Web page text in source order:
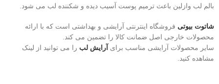
بالم لب وازلین باعث ترمیم پوست آسیب دیده و شکننده لب می شود.
شاتوت بیوتی فروشگاه اینترنتی آرایشی و بهداشتی است که با ارائه
محصولات خارجی اصل ضمانت کالا را تضمین می کند.
سایر محصولات آرایشی مناسب برای آرایش لب را می توانید از لینک
مشاهده کنید.